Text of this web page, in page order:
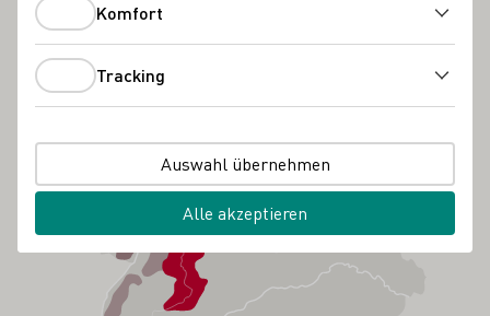
Komfort
Tracking
Auswahl übernehmen
Alle akzeptieren